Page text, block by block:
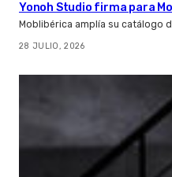
Yonoh Studio firma para
Moblibérica amplía su catálogo
28 JULIO, 2026